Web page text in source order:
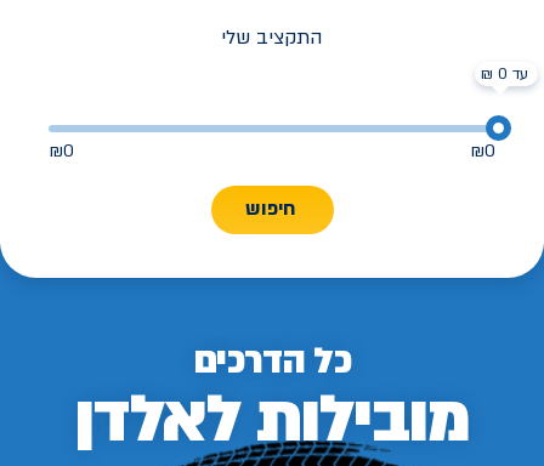
התקציב שלי
₪0
₪0
חיפוש
כל הדרכים
מובילות לאלדן
עד 0 ₪